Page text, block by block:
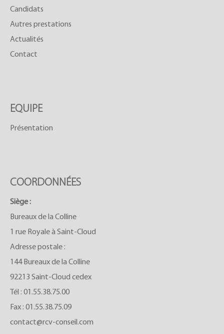
Candidats
Autres prestations
Actualités
Contact
EQUIPE
Présentation
COORDONNÉES
Siège :
Bureaux de la Colline
1 rue Royale à Saint-Cloud
Adresse postale :
144 Bureaux de la Colline
92213 Saint-Cloud cedex
Tél : 01.55.38.75.00
Fax : 01.55.38.75.09
contact@rcv-conseil.com